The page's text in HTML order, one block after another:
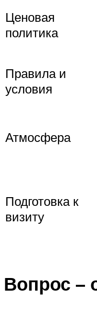
Ценовая
политика
Правила и
условия
Атмосфера
Подготовка к
визиту
Вопрос –